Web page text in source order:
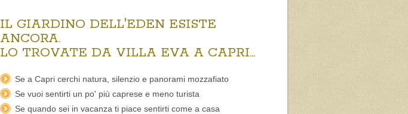
IL GIARDINO DELL'EDEN ESISTE
ANCORA.
LO TROVATE DA VILLA EVA A CAPRI...
Se a Capri cerchi natura, silenzio e panorami mozzafiato
Se vuoi sentirti un po' più caprese e meno turista
Se quando sei in vacanza ti piace sentirti come a casa